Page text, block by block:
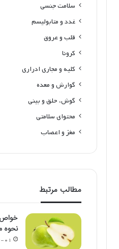
سلامت جنسی
غدد و متابولیسم
قلب و عروق
کرونا
کلیه و مجاری ادراری
گوارش و معده
گوش، حلق و بینی
محتوای سلامتی
مغز و اعصاب
مطالب مرتبط
خواص
نحوه